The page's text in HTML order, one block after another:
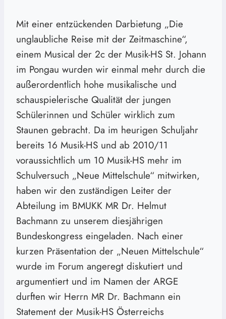
Mit einer entzückenden Darbietung „Die
unglaubliche Reise mit der Zeitmaschine“,
einem Musical der 2c der Musik-HS St. Johann
im Pongau wurden wir einmal mehr durch die
außerordentlich hohe musikalische und
schauspielerische Qualität der jungen
Schülerinnen und Schüler wirklich zum
Staunen gebracht. Da im heurigen Schuljahr
bereits 16 Musik-HS und ab 2010/11
voraussichtlich um 10 Musik-HS mehr im
Schulversuch „Neue Mittelschule“ mitwirken,
haben wir den zuständigen Leiter der
Abteilung im BMUKK MR Dr. Helmut
Bachmann zu unserem diesjährigen
Bundeskongress eingeladen. Nach einer
kurzen Präsentation der „Neuen Mittelschule“
wurde im Forum angeregt diskutiert und
argumentiert und im Namen der ARGE
durften wir Herrn MR Dr. Bachmann ein
Statement der Musik-HS Österreichs